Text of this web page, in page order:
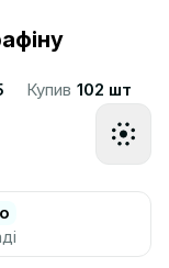
Купив 102 шт